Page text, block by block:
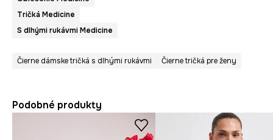
Tričká Medicine
S dlhými rukávmi Medicine
Čierne dámske tričká s dlhými rukávmi Čierne tričká pre ženy
Podobné produkty